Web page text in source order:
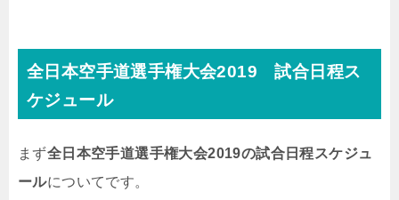
全日本空手道選手権大会2019 試合日程ス
ケジュール
まず全日本空手道選手権大会2019の試合日程スケジュ
ールについてです。